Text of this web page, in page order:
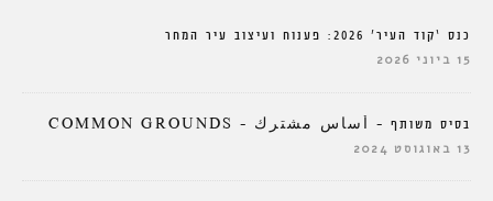
כנס ‘קוד העיר’ 2026: פענוח ועיצוב עיר המחר
15 ביוני 2026
בסיס משותף – أساس مشترك – COMMON GROUNDS
13 באוגוסט 2024